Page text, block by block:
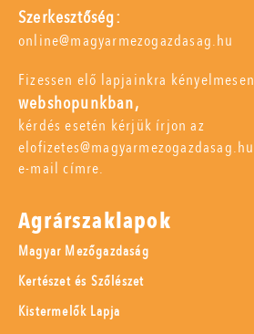
Szerkesztőség:
online@magyarmezogazdasag.hu
Fizessen elő lapjainkra kényelmesen
webshopunkban,
kérdés esetén kérjük írjon az
elofizetes@magyarmezogazdasag.hu
e-mail címre.
Agrárszaklapok
Magyar Mezőgazdaság
Kertészet és Szőlészet
Kistermelők Lapja